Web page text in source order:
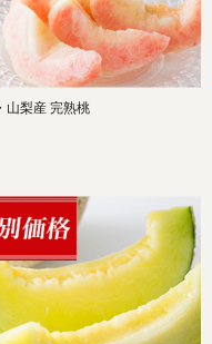
山梨産 完熟桃